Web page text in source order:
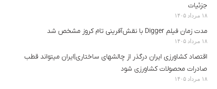
جزئیات
۱۸ مرداد ۱۴۰۵
مدت زمان فیلم Digger با نقش‌آفرینی تام کروز مشخص شد
۱۸ مرداد ۱۴۰۵
اقتصاد کشاورزی ایران درگذر از چالشهای ساختاری|ایران میتواند قطب
صادرات محصولات کشاورزی شود
۱۸ مرداد ۱۴۰۵